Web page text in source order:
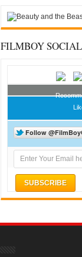
FILMBOY SOCIAL